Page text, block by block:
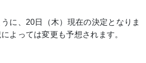
に、20日（木）現在の決定となりま
よっては変更も予想されます。